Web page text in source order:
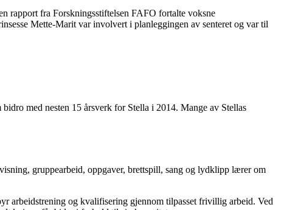
rapport fra Forskningsstiftelsen FAFO fortalte voksne
Mette-Marit var involvert i planleggingen av senteret og var til
med nesten 15 årsverk for Stella i 2014. Mange av Stellas
gruppearbeid, oppgaver, brettspill, sang og lydklipp lærer om
arbeidstrening og kvalifisering gjennom tilpasset frivillig arbeid. Ved